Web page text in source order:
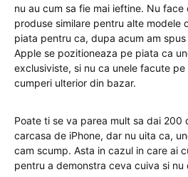
nu au cum sa fie mai ieftine. Nu
produse similare pentru alte modele
piata pentru ca, dupa acum am
Apple se pozitioneaza pe piata ca
exclusiviste, si nu ca unele facute
cumperi ulterior din bazar.
Poate ti se va parea mult sa dai 200
carcasa de iPhone, dar nu uita ca,
cam scump. Asta in cazul in care ai
pentru a demonstra ceva cuiva si nu